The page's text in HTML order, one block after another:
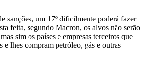
sanções, um 17º dificilmente poderá fazer
feita, segundo Macron, os alvos não serão
sim os países e empresas terceiros que
e lhes compram petróleo, gás e outras